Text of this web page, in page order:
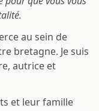
au sein de
bretagne. Je suis
autrice et
et leur famille